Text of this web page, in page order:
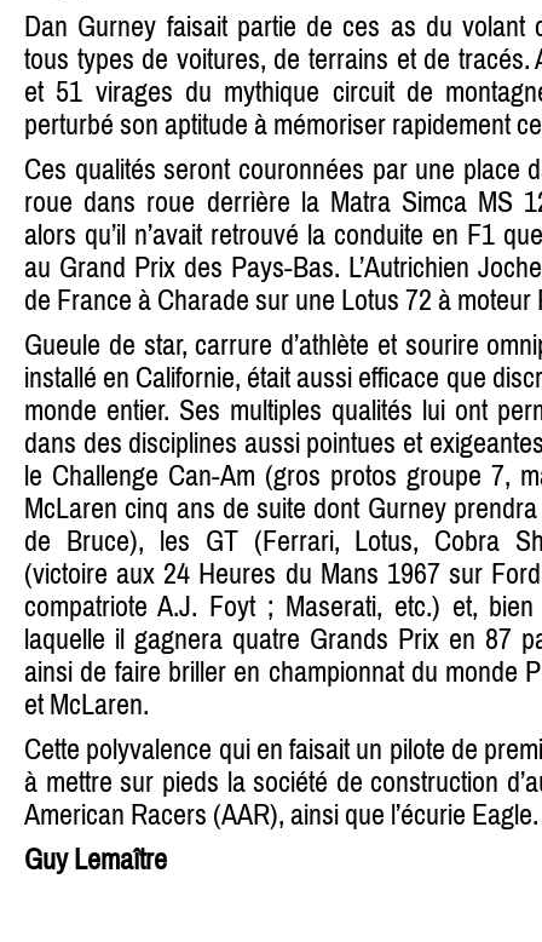
Dan Gurney faisait partie de ces as du volant
tous types de voitures, de terrains et de tracés.
et 51 virages du mythique circuit de
perturbé son aptitude à mémoriser rapidement
Ces qualités seront couronnées par une place
roue dans roue derrière la Matra Simca MS
alors qu’il n’avait retrouvé la conduite en F1
au Grand Prix des Pays-Bas. L’Autrichien
de France à Charade sur une Lotus 72 à moteur
Gueule de star, carrure d’athlète et sourire
installé en Californie, était aussi efficace que
monde entier. Ses multiples qualités lui ont
dans des disciplines aussi pointues et
le Challenge Can-Am (gros protos groupe 7,
McLaren cinq ans de suite dont Gurney
de Bruce), les GT (Ferrari, Lotus, Cobra
(victoire aux 24 Heures du Mans 1967 sur
compatriote A.J. Foyt ; Maserati, etc.) et,
laquelle il gagnera quatre Grands Prix en 87
ainsi de faire briller en championnat du monde
et McLaren.
Cette polyvalence qui en faisait un pilote de
à mettre sur pieds la société de construction
American Racers (AAR), ainsi que l’écurie Eagle.
Guy Lemaître